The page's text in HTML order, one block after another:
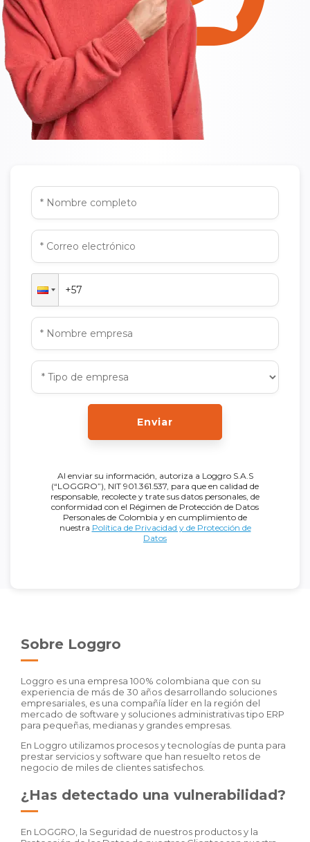
Enviar
Al enviar su información, autoriza a Loggro S.A.S
(“LOGGRO”), NIT 901.361.537, para que en calidad de
responsable, recolecte y trate sus datos personales, de
conformidad con el Régimen de Protección de Datos
Personales de Colombia y en cumplimiento de
nuestra Política de Privacidad y de Protección de
Datos
Sobre Loggro
Loggro es una empresa 100% colombiana que con su
experiencia de más de 30 años desarrollando soluciones
empresariales, es una compañía líder en la región del
mercado de software y soluciones administrativas tipo ERP
para pequeñas, medianas y grandes empresas.
En Loggro utilizamos procesos y tecnologías de punta para
prestar servicios y software que han resuelto retos de
negocio de miles de clientes satisfechos.
¿Has detectado una vulnerabilidad?
En LOGGRO, la Seguridad de nuestros productos y la